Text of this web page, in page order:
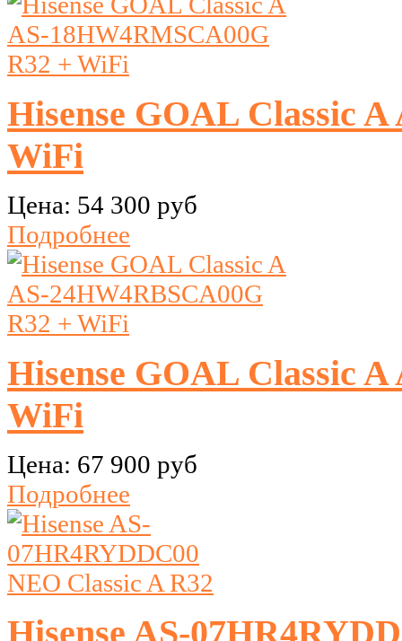
Hisense GOAL Classic
WiFi
Цена: 54 300 руб
Подробнее
Hisense GOAL Classic
WiFi
Цена: 67 900 руб
Подробнее
Hisense AS-